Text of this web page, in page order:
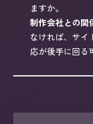
ますか。
制作会社との関
なければ、サイ
応が後手に回る